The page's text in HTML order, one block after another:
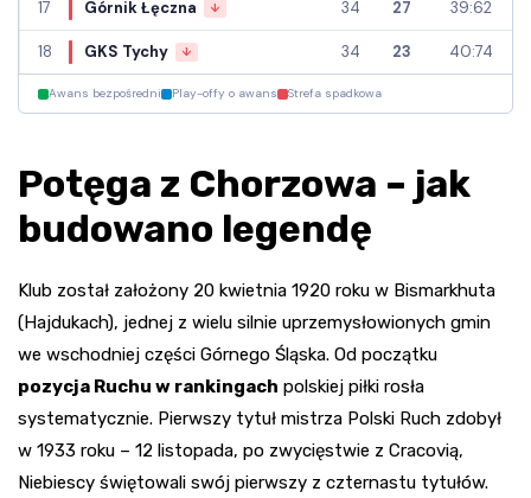
17 Górnik Łęczna ↓ 34 27 39:62
18 GKS Tychy ↓ 34 23 40:74
Awans bezpośredni Play-offy o awans Strefa spadkowa
Potęga z Chorzowa – jak
budowano legendę
Klub został założony 20 kwietnia 1920 roku w Bismarkhuta
(Hajdukach), jednej z wielu silnie uprzemysłowionych gmin
we wschodniej części Górnego Śląska. Od początku
pozycja Ruchu w rankingach polskiej piłki rosła
systematycznie. Pierwszy tytuł mistrza Polski Ruch zdobył
w 1933 roku – 12 listopada, po zwycięstwie z Cracovią,
Niebiescy świętowali swój pierwszy z czternastu tytułów.